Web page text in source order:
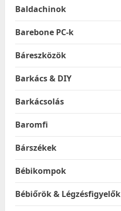
Baldachinok
Barebone PC-k
Báreszközök
Barkács & DIY
Barkácsolás
Baromfi
Bárszékek
Bébikompok
Bébiőrök & Légzésfigyelők